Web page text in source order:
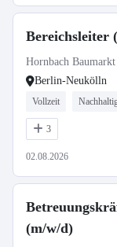
Bereichsleiter
Hornbach
Berlin-Neukölln
Vollzeit
3
02.08.2026
(m/w/d)